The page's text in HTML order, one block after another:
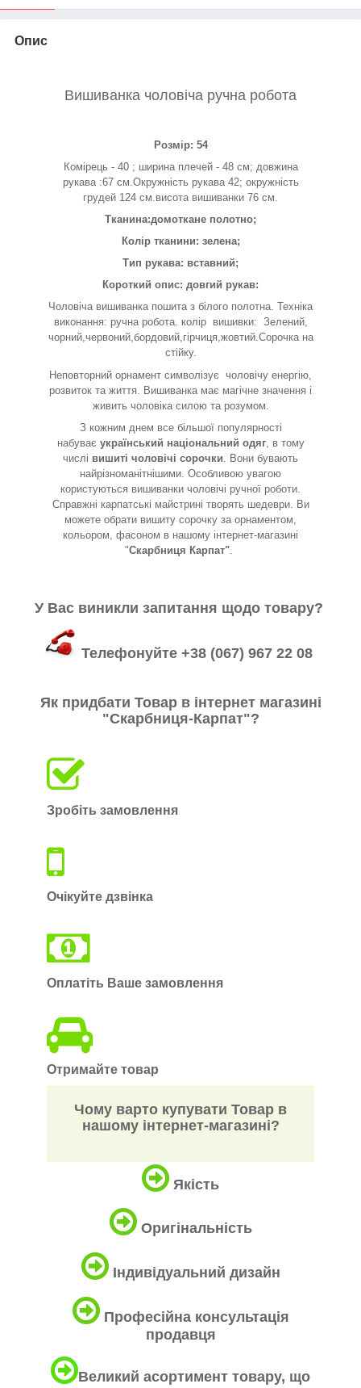
Опис
Вишиванка чоловіча ручна робота
Розмір: 54
Комірець - 40 ; ширина плечей - 48 см; довжина
рукава :67 см.Окружність рукава 42; окружність
грудей 124 см.висота вишиванки 76 см.
Тканина:домоткане полотно;
Колір тканини: зелена;
Тип рукава: вставний;
Короткий опис: довгий рукав:
Чоловіча вишиванка пошита з білого полотна. Техніка
виконання: ручна робота. колір вишивки: Зелений,
чорний,червоний,бордовий,гірчиця,жовтий.Сорочка на
стійку.
Неповторний орнамент символізує чоловічу енергію,
розвиток та життя. Вишиванка має магічне значення і
живить чоловіка силою та розумом.
З кожним днем все більшої популярності
набуває український національний одяг, в тому
числі вишиті чоловічі сорочки . Вони бувають
найрізноманітнішими. Особливою увагою
користуються вишиванки чоловічі ручної роботи.
Справжні карпатські майстрині творять шедеври. Ви
можете обрати вишиту сорочку за орнаментом,
кольором, фасоном в нашому інтернет-магазині
"Скарбниця Карпат"
У Вас виникли запитання щодо товару?
Телефонуйте +38 (067) 967 22 08
Як придбати Товар в інтернет магазині
"Скарбниця-Карпат"?
Зробіть замовлення
Очікуйте дзвінка
Оплатіть Ваше замовлення
Отримайте товар
Чому варто купувати Товар в
нашому інтернет-магазині?
Якість
Оригінальність
Індивідуальний дизайн
Професійна консультація
продавця
Великий асортимент товару, що